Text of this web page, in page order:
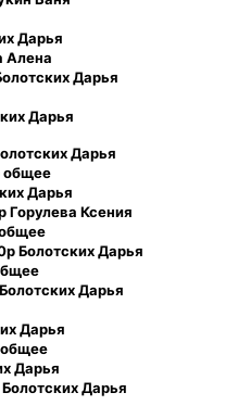
Дарья
Алена
Дарья
Дарья
Дарья
общее
Дарья
Горулева Ксения
Болотских Дарья
Дарья
Дарья
общее
Дарья
Дарья